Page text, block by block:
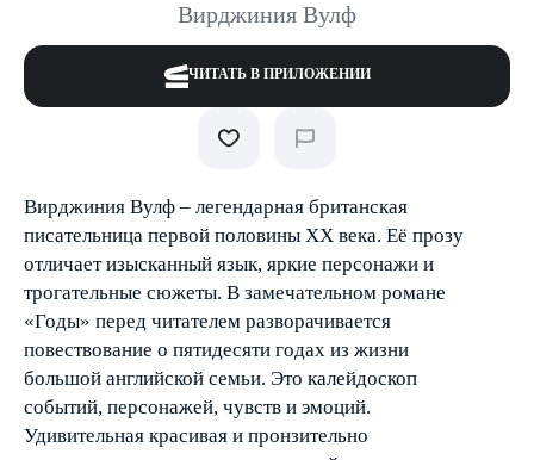
Вирджиния Вулф
ЧИТАТЬ В ПРИЛОЖЕНИИ
Вирджиния Вулф – легендарная британская
писательница первой половины XX века. Её прозу
отличает изысканный язык, яркие персонажи и
трогательные сюжеты. В замечательном романе
«Годы» перед читателем разворачивается
повествование о пятидесяти годах из жизни
большой английской семьи. Это калейдоскоп
событий, персонажей, чувств и эмоций.
Удивительная красивая и пронзительно